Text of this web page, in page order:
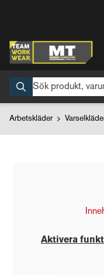
Arbetskläder
Aktivera